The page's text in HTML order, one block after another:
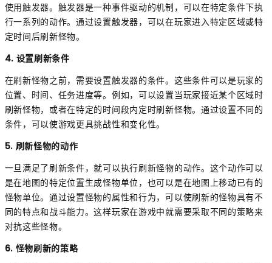
使用触发器。触发器是一种事件驱动的机制，可以在特定条件下执
行一系列的动作。通过设置触发器，可以在玩家进入特定区域或特
定时间后刷新怪物。
4. 设置刷新条件
在刷新怪物之前，需要设置触发器的条件。这些条件可以是玩家的
位置、时间、任务进度等。例如，可以设置当玩家接近某个区域时
刷新怪物，或者在特定的时间段内定时刷新怪物。通过设置不同的
条件，可以使游戏更具挑战性和变化性。
5. 刷新怪物的动作
一旦满足了刷新条件，就可以执行刷新怪物的动作。这个动作可以
是在地图的特定位置生成怪物单位，也可以是在地图上移动已有的
怪物单位。通过设置怪物的属性和行为，可以使刷新的怪物具有不
同的特点和战斗能力。这样玩家在游戏中就需要采取不同的策略来
对抗这些怪物。
6. 怪物刷新的策略